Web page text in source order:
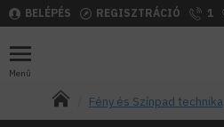
BELÉPÉS REGISZTRÁCIÓ 1
Fény és Színpad technika